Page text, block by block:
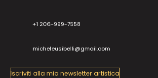
+1 206-999-7558
micheleusibelli@gmail.com
Iscriviti alla mia newsletter artistica